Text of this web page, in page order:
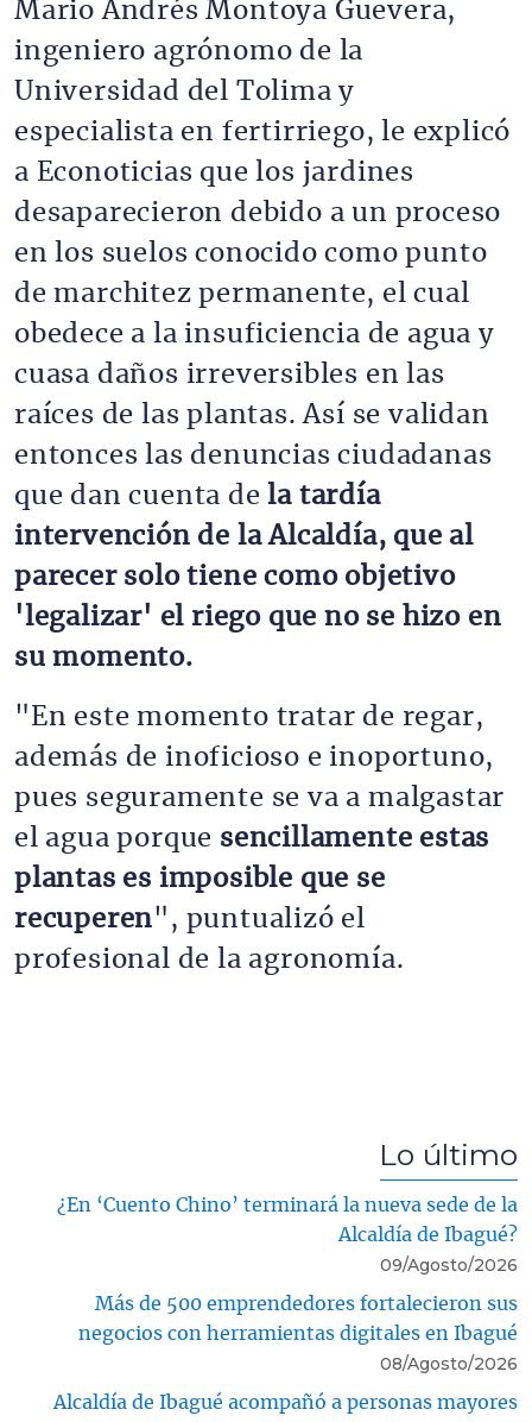
Mario Andrés Montoya Guevera,
ingeniero agrónomo de la
Universidad del Tolima y
especialista en fertirriego, le explicó
a Econoticias que los jardines
desaparecieron debido a un proceso
en los suelos conocido como punto
de marchitez permanente, el cual
obedece a la insuficiencia de agua y
cuasa daños irreversibles en las
raíces de las plantas. Así se validan
entonces las denuncias ciudadanas
que dan cuenta dela tardía
intervención de la Alcaldía, que al
parecer solo tiene como objetivo
'legalizar' el riego que no se hizo en
su momento.
"En este momento tratar de regar,
además de inoficioso e inoportuno,
pues seguramente se va a malgastar
el agua porque sencillamente estas
plantas es imposible que se
recuperen", puntualizó el
profesional de la agronomía.
Lo último
¿En ‘Cuento Chino’ terminará la nueva sede de la
Alcaldía de Ibagué?
09/Agosto/2026
Más de 500 emprendedores fortalecieron sus
negocios con herramientas digitales en Ibagué
08/Agosto/2026
Alcaldía de Ibagué acompañó a personas mayores